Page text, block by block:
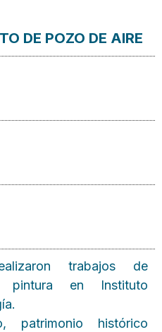
DE POZO DE AIRE
trabajos de
pintura en Instituto
patrimonio histórico